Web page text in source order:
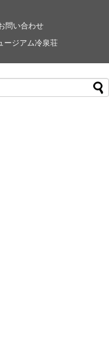
問い合わせ
ージアム冷泉荘